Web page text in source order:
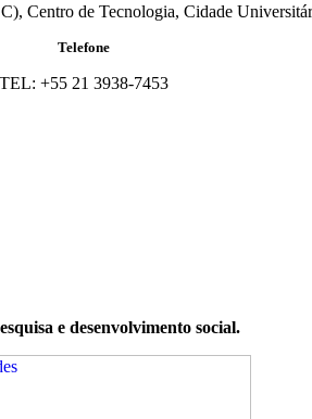
Centro de Tecnologia, Cidade
Telefone
TEL: +55 21 3938-7453
e desenvolvimento social.